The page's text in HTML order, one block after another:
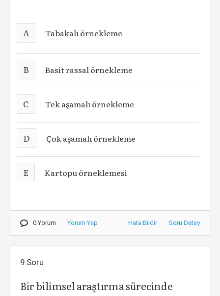
A Tabakalı örnekleme
B Basit rassal örnekleme
C Tek aşamalı örnekleme
D Çok aşamalı örnekleme
E Kartopu örneklemesi
0 Yorum Yorum Yap Hata Bildir Soru Detay
9.Soru
Bir bilimsel araştırma sürecinde